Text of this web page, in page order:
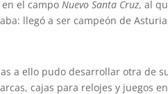
en el campoNuevo Santa Cruz, al
llegó a ser campeón de
a ello pudo desarrollar otra de
cajas para relojes y juegos en